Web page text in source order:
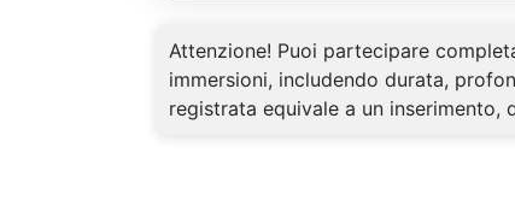
Attenzione! Puoi partecipare
immersioni, includendo durata,
registrata equivale a un inserimento,